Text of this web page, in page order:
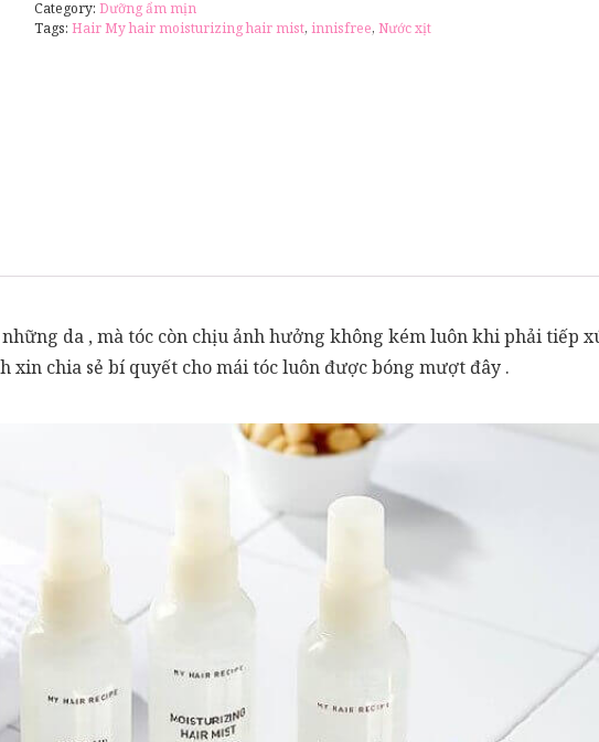
Category: Dưỡng ẩm mịn
Tags: Hair My hair moisturizing hair mist, innisfree, Nước xịt
da , mà tóc còn chịu ảnh hưởng không kém luôn khi phải tiếp
xin chia sẻ bí quyết cho mái tóc luôn được bóng mượt đây .